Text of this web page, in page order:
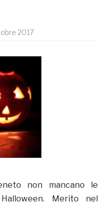
2017
non mancano le
Merito nel